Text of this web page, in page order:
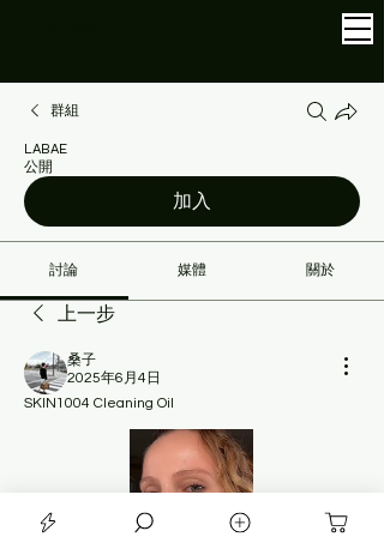
群組
LABAE
公開
加入
討論 媒體 關於
上一步
桑子
2025年6月4日
SKIN1004 Cleaning Oil